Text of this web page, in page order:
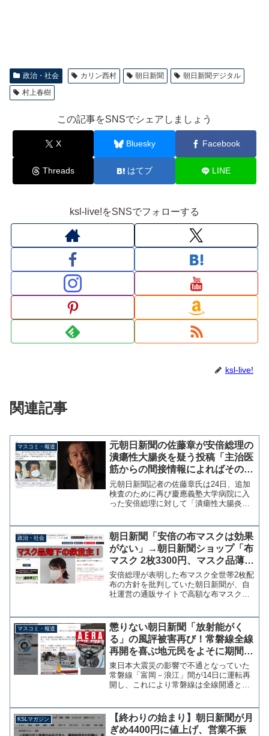
政治・社会 カリン西村 朝日新聞
朝日新聞デジタル
村上春樹
この記事をSNSでシェアしましょう
X Bluesky Facebook
Threads はてブ LINE
ksl-live!をSNSでフォローする
ksl-live!
関連記事
マスコミ・報道
元朝日新聞の佐藤章が安倍総理の
潰瘍性大腸炎を疑う投稿「主治医
筋からの間接情報によればその病
名自体怪しい」前日には「この冬
コロナ地獄列島と化す」
元朝日新聞記者の佐藤章氏は24日、追加
検査のために再び慶應義塾大学病院に入
った安倍総理に対して「潰瘍性大腸炎は
た。 安倍総理は官邸で記者団に対し
て、前回検査の結果説明と追加...
政治・社会
朝日新聞「安倍の布マスクは効果
がない」→朝日新聞ショップ「布
マスク 2枚3300円、マスク品薄下
の救世主！」
安倍総理が表明した布マスク全世帯2枚配
布の方針を批判していた朝日新聞が、自
社運営の通販サイトで高額な布マスクを
い」「雑菌がはびこる」と徹底的に批判
していた。参考：布マス...
マスコミ・報道
懲りない朝日新聞「放射能がく
る」の風評被害再び！常磐線全線
再開を喜ぶ地元民をよそに期間困
難区域の看板を撮影
東日本大震災の影響で不通となっていた
常磐線「富岡－浪江」間が14日に運転再
開し、これにより常磐線は全線開通とな
聞映像報道部がＳＮＳにアップした写真
に批判の声が上がってい...
KSLマガジン
【終わりの始まり】朝日新聞が月
ぎめ4400円に値上げ、営業不振